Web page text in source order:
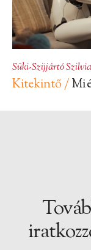
Süki-Szijjártó
Kitekintő /Mi